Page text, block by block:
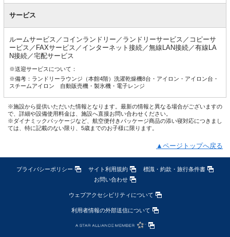
サービス
ルームサービス／コインランドリー／ランドリーサービス／コピーサ
ービス／FAXサービス／インターネット接続／無線LAN接続／有線LA
N接続／宅配サービス
※送迎サービスについて：
※備考：ランドリーラウンジ（本館4階）洗濯乾燥機8台・アイロン・アイロン台・
スチームアイロン 自動販売機・製氷機・電子レンジ
※施設から提供いただいた情報となります。最新の情報と異なる場合がございますの
で、詳細や設備使用料金は、施設へ直接お問い合わせください。
※ダイナミックパッケージなど、航空便付きパッケージ商品の添い寝対応につきまし
ては、特に記載のない限り、5歳までのお子様に限ります。
▲ページトップへ戻る
プライバシーポリシー サイト利用規約
標識・約款・旅行条件書
お問い合わせ
ウェブアクセシビリティについて
利用者情報の外部送信について